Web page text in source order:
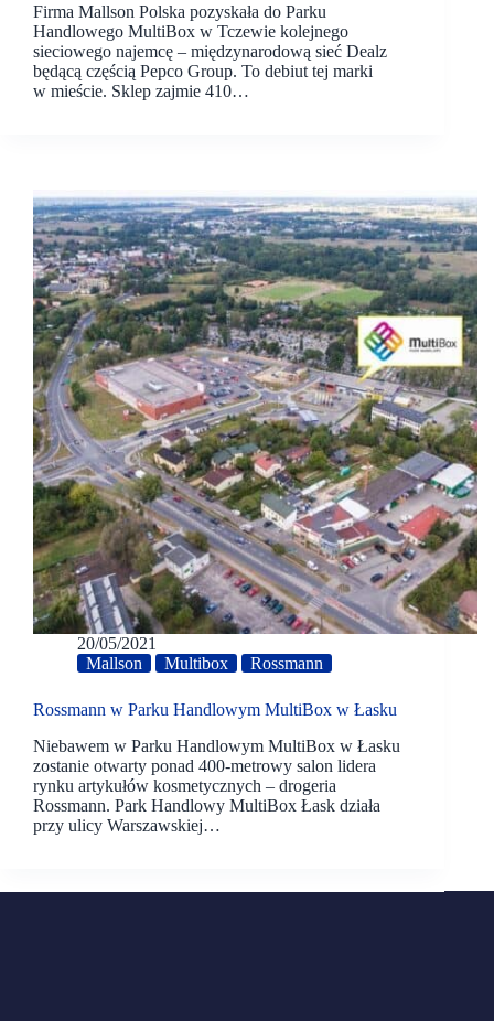
Firma Mallson Polska pozyskała do Parku
Handlowego MultiBox w Tczewie kolejnego
sieciowego najemcę – międzynarodową sieć Dealz
będącą częścią Pepco Group. To debiut tej marki
w mieście. Sklep zajmie 410…
20/05/2021
Mallson
Multibox Rossmann
Rossmann w Parku Handlowym MultiBox w Łasku
Niebawem w Parku Handlowym MultiBox w Łasku
zostanie otwarty ponad 400-metrowy salon lidera
rynku artykułów kosmetycznych – drogeria
Rossmann. Park Handlowy MultiBox Łask działa
przy ulicy Warszawskiej…